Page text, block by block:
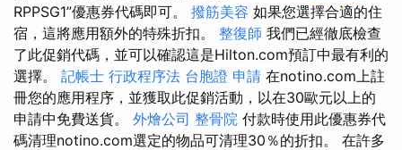
RPPSG1”優惠券代碼即可。 撥筋美容 如果您選擇合適的住
宿，這將應用額外的特殊折扣。 整復師 我們已經徹底檢查
了此促銷代碼，並可以確認這是Hilton.com預訂中最有利的
選擇。 記帳士 行政程序法 台胞證 申請 在notino.com上註
冊您的應用程序，並獲取此促銷活動，以在30歐元以上的
申請中免費送貨。 外燴公司 整骨院 付款時使用此優惠券代
碼清理notino.com選定的物品可清理30％的折扣。 在許多